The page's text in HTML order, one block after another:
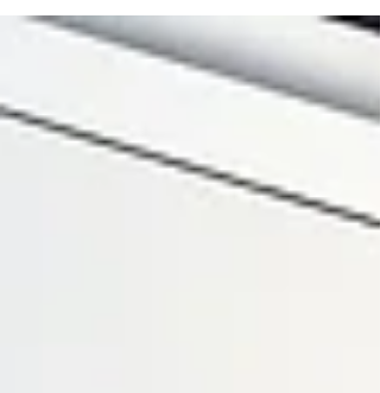
se positionner ?